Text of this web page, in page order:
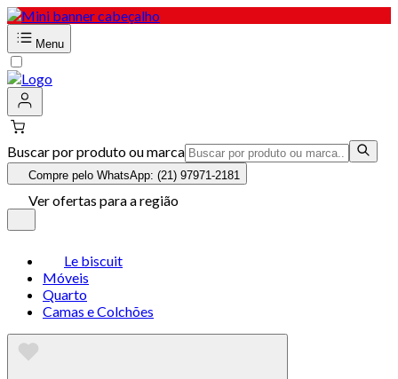
Menu
Buscar por produto ou marca
Compre pelo WhatsApp: (21) 97971-2181
Ver ofertas para a região
Le biscuit
Móveis
Quarto
Camas e Colchões